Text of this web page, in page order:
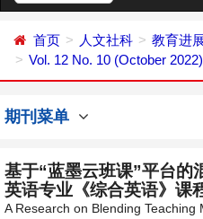
首页 人文社科
教育进
Vol. 12 No. 10 (October 2022)
期刊菜单
基于“蓝墨云班课”平台
英语专业《综合英语》课
A Research on Blending